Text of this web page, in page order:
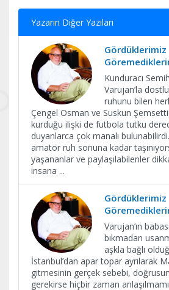
Yazarın Diğer Yazıları
Gördüklerimiz
Kunduracı
Varujan’la
ruhunu bilen
Çengel Osman ve Suskun
kurduğu ilişki de futbola tutku
duyanlarca çok manalı
amatör ruh sonuna kadar
yaşananlar ve paylaşılabilenler
insana ...
Gördüklerimiz
Varujan’ın
bıkmadan
aşkla bağlı
İstanbul’dan apar topar ayrılarak
gitmesinin gerçek sebebi,
gerekirse hiçbir zaman